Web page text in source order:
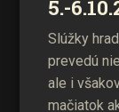
5.-
Slúžky
prevedú
ale i
mačiatok